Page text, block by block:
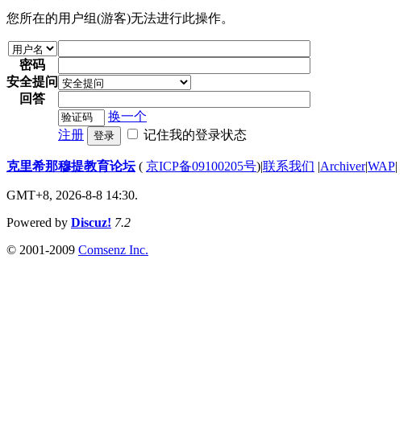
您所在的用户组(游客)无法进行此操作。
密码
安全提问
回答
换一个
注册
登录 记住我的登录状态
克里希那穆提教育论坛( 京ICP备09100205号)|联系我们 |Archiver|WAP|
GMT+8, 2026-8-8 14:30.
Powered by Discuz! 7.2
© 2001-2009 Comsenz Inc.